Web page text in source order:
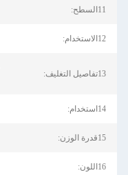
11السطح:
12الاستخدام:
13تفاصيل التغليف:
14استخدام:
15قدرة الوزن:
16اللون: